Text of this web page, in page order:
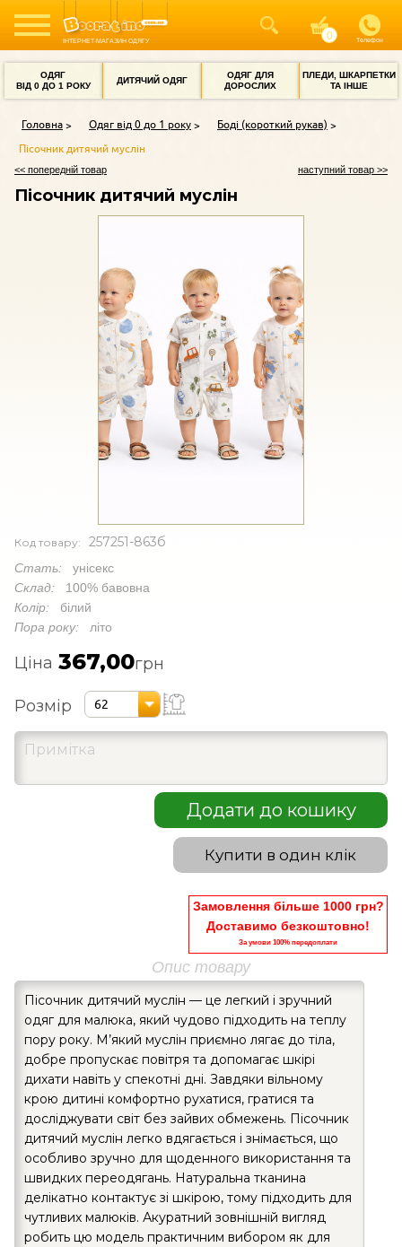
ІНТЕРНЕТ-МАГАЗИН ОДЯГУ Телефон
ОДЯГ
ВІД 0 ДО 1 РОКУ
ДИТЯЧИЙ ОДЯГ
ОДЯГ ДЛЯ
ДОРОСЛИХ
ПЛЕДИ, ШКАРПЕТКИ
ТА ІНШЕ
Головна Одяг від 0 до 1 року
Боді (короткий рукав)
Пісочник дитячий муслін
<< попередній товар наступний товар >>
Пісочник дитячий муслін
Код товару: 257251-863б
Стать: унісекс
Склад: 100% бавовна
Колір: білий
Пора року: літо
Ціна 367,00грн
Розмір 62
Додати до кошику
Купити в один клік
Замовлення більше 1000 грн?
Доставимо безкоштовно!
За умови 100% передоплати
Опис товару
Пісочник дитячий муслін — це легкий і зручний
одяг для малюка, який чудово підходить на теплу
пору року. М’який муслін приємно лягає до тіла,
добре пропускає повітря та допомагає шкірі
дихати навіть у спекотні дні. Завдяки вільному
крою дитині комфортно рухатися, гратися та
досліджувати світ без зайвих обмежень. Пісочник
дитячий муслін легко вдягається і знімається, що
особливо зручно для щоденного використання та
швидких переодягань. Натуральна тканина
делікатно контактує зі шкірою, тому підходить для
чутливих малюків. Акуратний зовнішній вигляд
робить цю модель практичним вибором як для